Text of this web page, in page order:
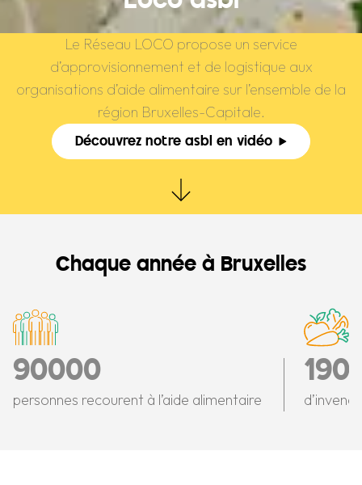
Le Réseau LOCO propose un service
d’approvisionnement et de logistique aux
organisations d’aide alimentaire sur l’ensemble de la
région Bruxelles-Capitale.
Découvrez notre asbl en vidéo
Aller au contenu
Chaque année à Bruxelles
90000
personnes recourent à l’aide alimentaire